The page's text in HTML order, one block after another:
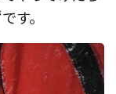
す。